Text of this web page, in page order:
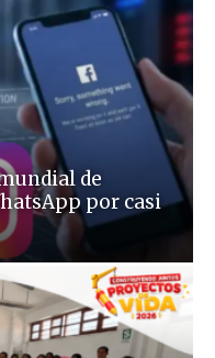
de
por casi